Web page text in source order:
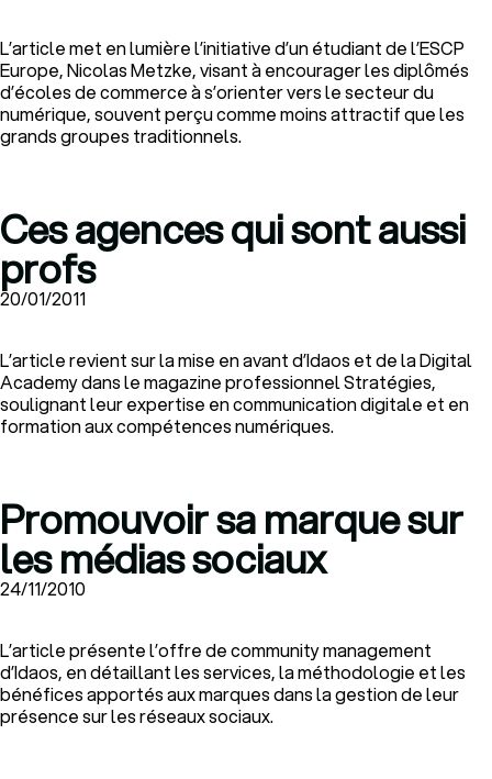
L’article met en lumière l’initiative d’un étudiant de l’ESCP
Europe, Nicolas Metzke, visant à encourager les diplômés
d’écoles de commerce à s’orienter vers le secteur du
numérique, souvent perçu comme moins attractif que les
grands groupes traditionnels.
Ces agences qui sont aussi
profs
20/01/2011
L’article revient sur la mise en avant d’Idaos et de la Digital
Academy dans le magazine professionnel Stratégies,
soulignant leur expertise en communication digitale et en
formation aux compétences numériques.
Promouvoir sa marque sur
les médias sociaux
24/11/2010
L’article présente l’offre de community management
d’Idaos, en détaillant les services, la méthodologie et les
bénéfices apportés aux marques dans la gestion de leur
présence sur les réseaux sociaux.